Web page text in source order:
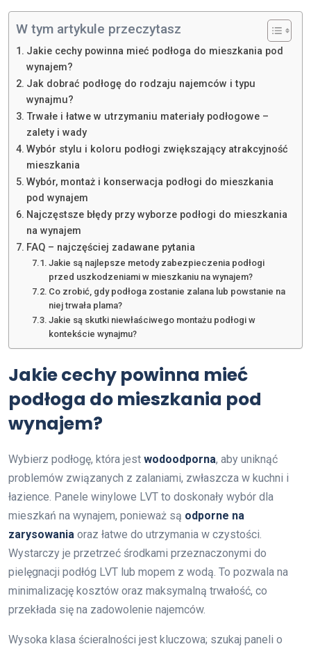
W tym artykule przeczytasz
Jakie cechy powinna mieć podłoga do mieszkania pod
wynajem?
Jak dobrać podłogę do rodzaju najemców i typu
wynajmu?
Trwałe i łatwe w utrzymaniu materiały podłogowe –
zalety i wady
Wybór stylu i koloru podłogi zwiększający atrakcyjność
mieszkania
Wybór, montaż i konserwacja podłogi do mieszkania
pod wynajem
Najczęstsze błędy przy wyborze podłogi do mieszkania
na wynajem
FAQ – najczęściej zadawane pytania
Jakie są najlepsze metody zabezpieczenia podłogi
przed uszkodzeniami w mieszkaniu na wynajem?
Co zrobić, gdy podłoga zostanie zalana lub powstanie na
niej trwała plama?
Jakie są skutki niewłaściwego montażu podłogi w
kontekście wynajmu?
Jakie cechy powinna mieć
podłoga do mieszkania pod
wynajem?
Wybierz podłogę, która jest wodoodporna, aby uniknąć
problemów związanych z zalaniami, zwłaszcza w kuchni i
łazience. Panele winylowe LVT to doskonały wybór dla
mieszkań na wynajem, ponieważ są odporne na
zarysowania oraz łatwe do utrzymania w czystości.
Wystarczy je przetrzeć środkami przeznaczonymi do
pielęgnacji podłóg LVT lub mopem z wodą. To pozwala na
minimalizację kosztów oraz maksymalną trwałość, co
przekłada się na zadowolenie najemców.
Wysoka klasa ścieralności jest kluczowa; szukaj paneli o